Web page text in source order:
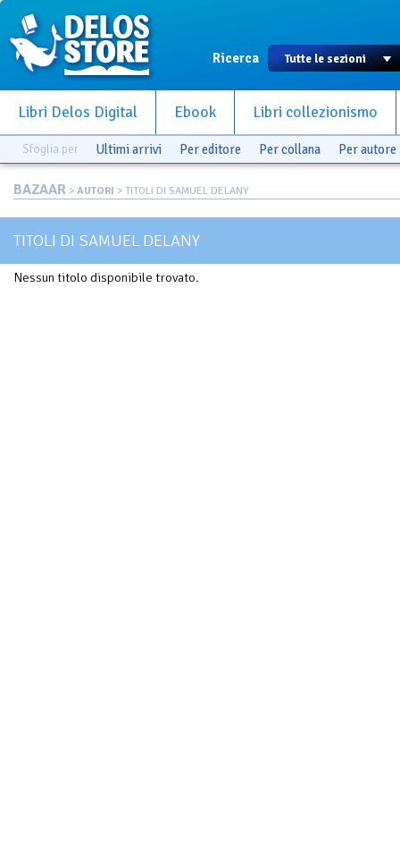
Ricerca
Libri Delos Digital Ebook Libri collezionismo
Sfoglia per Ultimi arrivi Per editore Per collana Per autore
BAZAAR > AUTORI > TITOLI DI SAMUEL DELANY
TITOLI DI SAMUEL DELANY
Nessun titolo disponibile trovato.